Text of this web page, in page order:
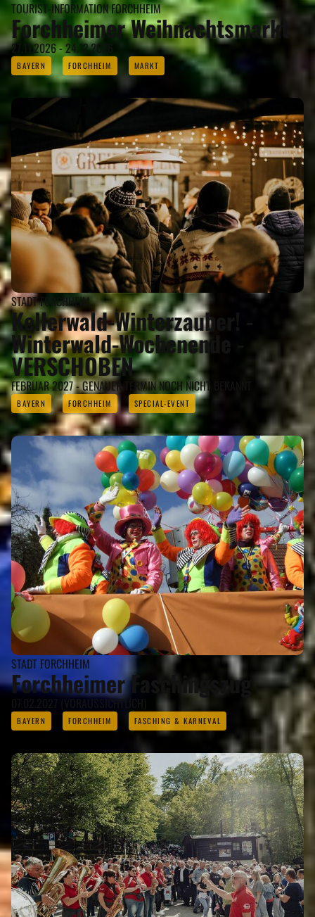
TOURIST-INFORMATION FORCHHEIM
Forchheimer Weihnachtsmarkt
27.11.2026 - 24.12.2026
BAYERN FORCHHEIM MARKT
STADT FORCHHEIM
Kellerwald-Winterzauber! -
Winterwald-Wochenende -
VERSCHOBEN
FEBRUAR 2027 - GENAUER TERMIN NOCH NICHT BEKANNT
BAYERN FORCHHEIM SPECIAL-EVENT
STADT FORCHHEIM
Forchheimer Faschingszug
07.02.2027 (VORAUSSICHTLICH)
BAYERN FORCHHEIM FASCHING & KARNEVAL